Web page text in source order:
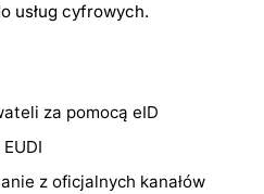
usług cyfrowych.
za pomocą eID
z oficjalnych kanałów